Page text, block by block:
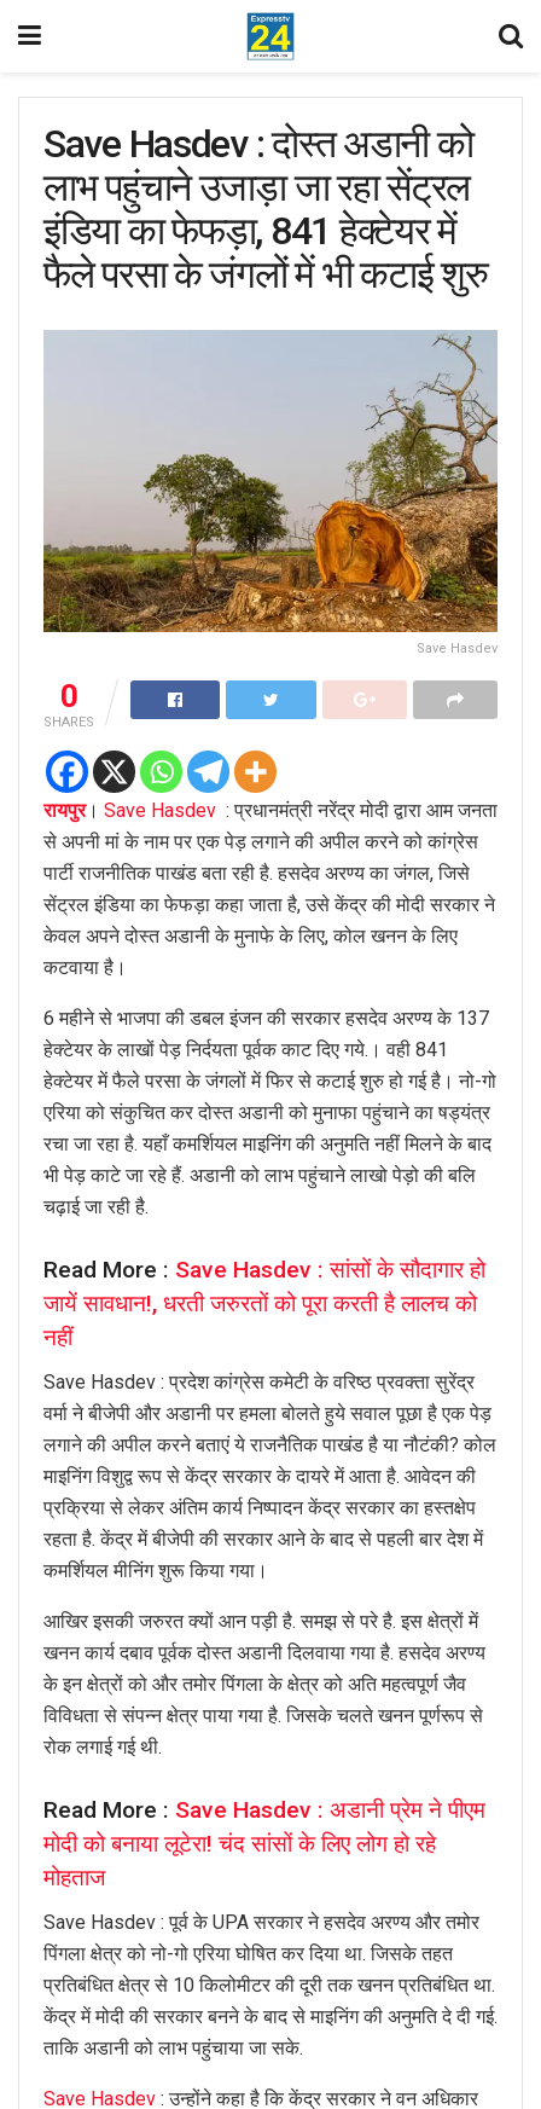
Save Hasdev : दोस्त अडानी को
लाभ पहुंचाने उजाड़ा जा रहा सेंट्रल
इंडिया का फेफड़ा, 841 हेक्टेयर में
फैले परसा के जंगलों में भी कटाई शुरु
Save Hasdev
0
SHARES
रायपुर। Save Hasdev : प्रधानमंत्री नरेंद्र मोदी द्वारा आम जनता
से अपनी मां के नाम पर एक पेड़ लगाने की अपील करने को कांग्रेस
पार्टी राजनीतिक पाखंड बता रही है. हसदेव अरण्य का जंगल, जिसे
सेंट्रल इंडिया का फेफड़ा कहा जाता है, उसे केंद्र की मोदी सरकार ने
केवल अपने दोस्त अडानी के मुनाफे के लिए, कोल खनन के लिए
कटवाया है।
6 महीने से भाजपा की डबल इंजन की सरकार हसदेव अरण्य के 137
हेक्टेयर के लाखों पेड़ निर्दयता पूर्वक काट दिए गये.। वही 841
हेक्टेयर में फैले परसा के जंगलों में फिर से कटाई शुरु हो गई है। नो-गो
एरिया को संकुचित कर दोस्त अडानी को मुनाफा पहुंचाने का षड्यंत्र
रचा जा रहा है. यहाँ कमर्शियल माइनिंग की अनुमति नहीं मिलने के बाद
भी पेड़ काटे जा रहे हैं. अडानी को लाभ पहुंचाने लाखो पेड़ो की बलि
चढ़ाई जा रही है.
Read More : Save Hasdev : सांसों के सौदागार हो
जायें सावधान!, धरती जरुरतों को पूरा करती है लालच को
नहीं
Save Hasdev : प्रदेश कांग्रेस कमेटी के वरिष्ठ प्रवक्ता सुरेंद्र
वर्मा ने बीजेपी और अडानी पर हमला बोलते हुये सवाल पूछा है एक पेड़
लगाने की अपील करने बताएं ये राजनैतिक पाखंड है या नौटंकी? कोल
माइनिंग विशुद्व रूप से केंद्र सरकार के दायरे में आता है. आवेदन की
प्रक्रिया से लेकर अंतिम कार्य निष्पादन केंद्र सरकार का हस्तक्षेप
रहता है. केंद्र में बीजेपी की सरकार आने के बाद से पहली बार देश में
कमर्शियल मीनिंग शुरू किया गया।
आखिर इसकी जरुरत क्यों आन पड़ी है. समझ से परे है. इस क्षेत्रों में
खनन कार्य दबाव पूर्वक दोस्त अडानी दिलवाया गया है. हसदेव अरण्य
के इन क्षेत्रों को और तमोर पिंगला के क्षेत्र को अति महत्वपूर्ण जैव
विविधता से संपन्न क्षेत्र पाया गया है. जिसके चलते खनन पूर्णरूप से
रोक लगाई गई थी.
Read More : Save Hasdev : अडानी प्रेम ने पीएम
मोदी को बनाया लूटेरा! चंद सांसों के लिए लोग हो रहे
मोहताज
Save Hasdev : पूर्व के UPA सरकार ने हसदेव अरण्य और तमोर
पिंगला क्षेत्र को नो-गो एरिया घोषित कर दिया था. जिसके तहत
प्रतिबंधित क्षेत्र से 10 किलोमीटर की दूरी तक खनन प्रतिबंधित था.
केंद्र में मोदी की सरकार बनने के बाद से माइनिंग की अनुमति दे दी गई.
ताकि अडानी को लाभ पहुंचाया जा सके.
Save Hasdev : उन्होंने कहा है कि केंद्र सरकार ने वन अधिकार